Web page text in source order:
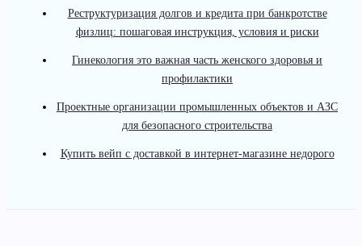
Реструктуризация долгов и кредита при банкротстве
физлиц: пошаговая инструкция, условия и риски
Гинекология это важная часть женского здоровья и
профилактики
Проектные организации промышленных объектов и АЗС
для безопасного строительства
Купить вейп с доставкой в интернет-магазине недорого